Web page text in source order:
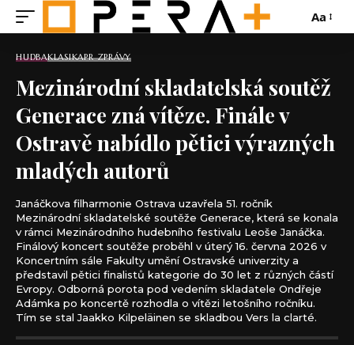
Aa
HUDBAKLASIKAPR ZPRÁVY
Mezinárodní skladatelská soutěž
Generace zná vítěze. Finále v
Ostravě nabídlo pětici výrazných
mladých autorů
Janáčkova filharmonie Ostrava uzavřela 51. ročník
Mezinárodní skladatelské soutěže Generace, která se konala
v rámci Mezinárodního hudebního festivalu Leoše Janáčka.
Finálový koncert soutěže proběhl v úterý 16. června 2026 v
Koncertním sále Fakulty umění Ostravské univerzity a
představil pětici finalistů kategorie do 30 let z různých částí
Evropy. Odborná porota pod vedením skladatele Ondřeje
Adámka po koncertě rozhodla o vítězi letošního ročníku.
Tím se stal Jaakko Kilpeläinen se skladbou Vers la clarté.